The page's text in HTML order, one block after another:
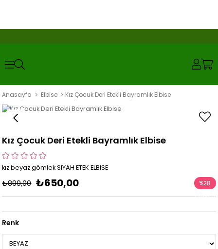
Anasayfa Elbise Kız Çocuk Deri Etekli Bayramlık Elbise
Kız Çocuk Deri Etekli Bayramlık Elbise
kız beyaz gömlek SIYAH ETEK ELBISE
₺899,00 ₺650,00 %28
İndirim
Renk